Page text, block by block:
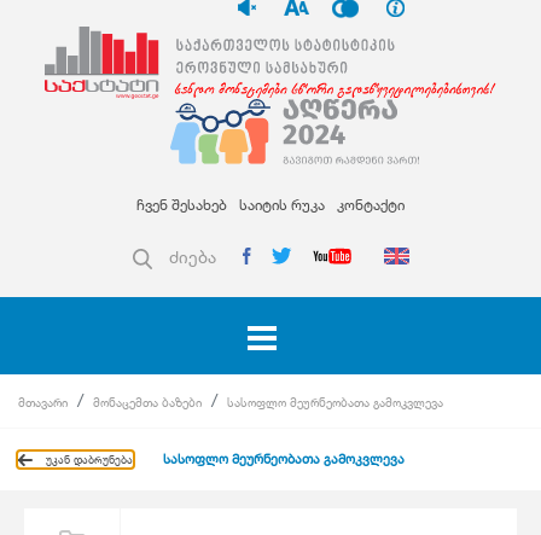
ჩვენ შესახებ საიტის რუკა კონტაქტი
ძიება
მთავარი მონაცემთა ბაზები სასოფლო მეურნეობათა გამოკვლევა
უკან დაბრუნება სასოფლო მეურნეობათა გამოკვლევა